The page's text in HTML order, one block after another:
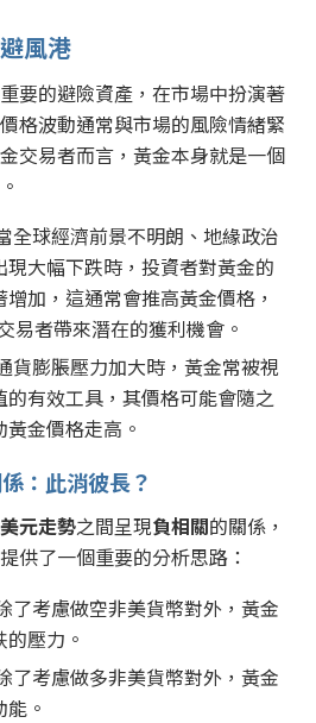
風港
要的避險資產，在市場中扮演著
格波動通常與市場的風險情緒緊
交易者而言，黃金本身就是一個
全球經濟前景不明朗、地緣政治
大幅下跌時，投資者對黃金的
加，這通常會推高黃金價格，
易者帶來潛在的獲利機會。
貨膨脹壓力加大時，黃金常被視
的有效工具，其價格可能會隨之
金價格走高。
：此消彼長？
美元走勢之間呈現負相關的關係，
供了一個重要的分析思路：
了考慮做空非美貨幣對外，黃金
壓力。
了考慮做多非美貨幣對外，黃金
。